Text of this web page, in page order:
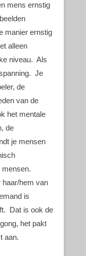
mens ernstig
manier ernstig
alleen
niveau. Als
Je
de
van de
het mentale
de
je mensen
haar/hem van
is
Dat is ook de
het pakt
aan.